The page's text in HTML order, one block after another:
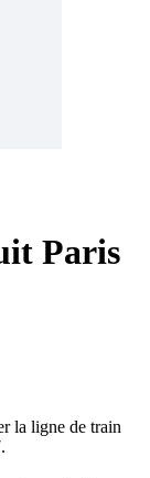
Paris
la ligne de train